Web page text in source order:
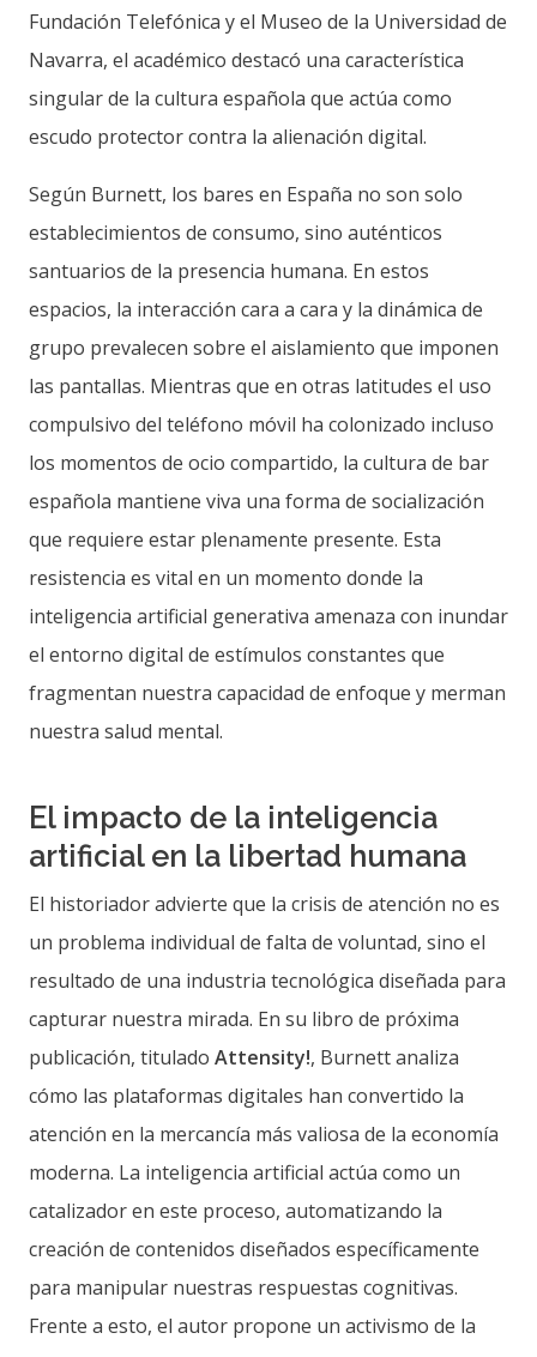
Fundación Telefónica y el Museo de la Universidad de
Navarra, el académico destacó una característica
singular de la cultura española que actúa como
escudo protector contra la alienación digital.
Según Burnett, los bares en España no son solo
establecimientos de consumo, sino auténticos
santuarios de la presencia humana. En estos
espacios, la interacción cara a cara y la dinámica de
grupo prevalecen sobre el aislamiento que imponen
las pantallas. Mientras que en otras latitudes el uso
compulsivo del teléfono móvil ha colonizado incluso
los momentos de ocio compartido, la cultura de bar
española mantiene viva una forma de socialización
que requiere estar plenamente presente. Esta
resistencia es vital en un momento donde la
inteligencia artificial generativa amenaza con inundar
el entorno digital de estímulos constantes que
fragmentan nuestra capacidad de enfoque y merman
nuestra salud mental.
El impacto de la inteligencia
artificial en la libertad humana
El historiador advierte que la crisis de atención no es
un problema individual de falta de voluntad, sino el
resultado de una industria tecnológica diseñada para
capturar nuestra mirada. En su libro de próxima
publicación, titulado Attensity!, Burnett analiza
cómo las plataformas digitales han convertido la
atención en la mercancía más valiosa de la economía
moderna. La inteligencia artificial actúa como un
catalizador en este proceso, automatizando la
creación de contenidos diseñados específicamente
para manipular nuestras respuestas cognitivas.
Frente a esto, el autor propone un activismo de la